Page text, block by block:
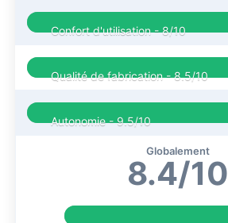
Confort d'utilisation -8/10
Qualité de fabrication -8.5/10
Autonomie -9.5/10
Globalement
8.4/10